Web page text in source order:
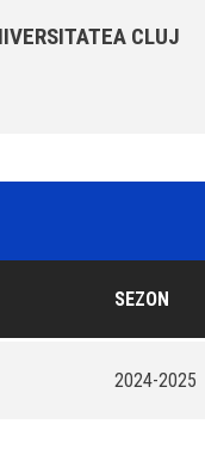
CLUJ
SEZON
2024-2025